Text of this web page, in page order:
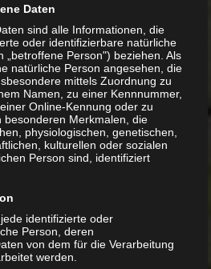
Daten
sind alle Informationen, die
oder identifizierbare natürliche
„betroffene Person") beziehen. Als
natürliche Person angesehen, die
mittels Zuordnung zu
Namen, zu einer Kennnummer,
Online-Kennung oder zu
besonderen Merkmalen, die
physiologischen, genetischen,
kulturellen oder sozialen
Person sind, identifiziert
identifizierte oder
Person, deren
von dem für die Verarbeitung
werden.